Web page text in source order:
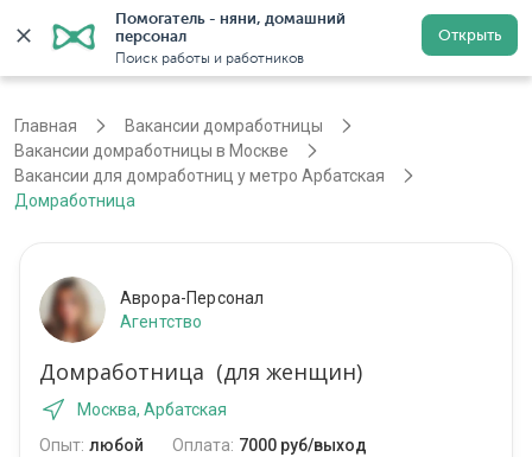
Помогатель - няни, домашний
персонал
Поиск работы и работников
Открыть
Регистрация
Главная
Вакансии домработницы
Вакансии домработницы в Москве
Вакансии для домработниц у метро Арбатская
Домработница
Аврора-Персонал
Агентство
Домработница (для женщин)
Москва, Арбатская
Опыт: любой Оплата: 7000 руб/выход